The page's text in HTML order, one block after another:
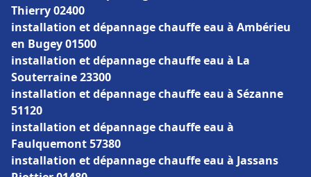
Thierry 02400
installation et dépannage chauffe eau à Ambérieu
en Bugey 01500
installation et dépannage chauffe eau à La
Souterraine 23300
installation et dépannage chauffe eau à Sézanne
51120
installation et dépannage chauffe eau à
Faulquemont 57380
installation et dépannage chauffe eau à Jassans